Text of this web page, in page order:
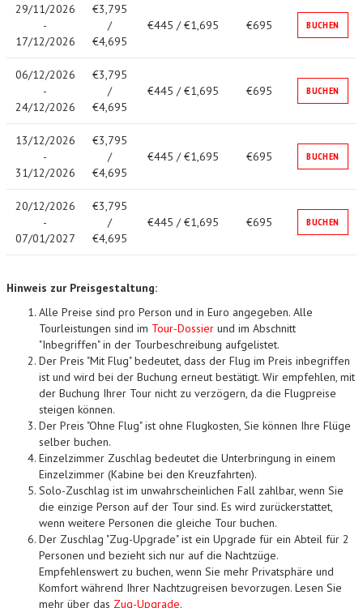
29/11/2026
-
17/12/2026
€3,795
/
€4,695
€445 / €1,695 €695 BUCHEN
06/12/2026
-
24/12/2026
€3,795
/
€4,695
€445 / €1,695 €695 BUCHEN
13/12/2026
-
31/12/2026
€3,795
/
€4,695
€445 / €1,695 €695 BUCHEN
20/12/2026
-
07/01/2027
€3,795
/
€4,695
€445 / €1,695 €695 BUCHEN
Hinweis zur Preisgestaltung:
Alle Preise sind pro Person und in Euro angegeben. Alle
Tourleistungen sind im Tour-Dossier und im Abschnitt
"Inbegriffen" in der Tourbeschreibung aufgelistet.
Der Preis "Mit Flug" bedeutet, dass der Flug im Preis inbegriffen
ist und wird bei der Buchung erneut bestätigt. Wir empfehlen, mit
der Buchung Ihrer Tour nicht zu verzögern, da die Flugpreise
steigen können.
Der Preis "Ohne Flug" ist ohne Flugkosten, Sie können Ihre Flüge
selber buchen.
Einzelzimmer Zuschlag bedeutet die Unterbringung in einem
Einzelzimmer (Kabine bei den Kreuzfahrten).
Solo-Zuschlag ist im unwahrscheinlichen Fall zahlbar, wenn Sie
die einzige Person auf der Tour sind. Es wird zurückerstattet,
wenn weitere Personen die gleiche Tour buchen.
Der Zuschlag "Zug-Upgrade" ist ein Upgrade für ein Abteil für 2
Personen und bezieht sich nur auf die Nachtzüge.
Empfehlenswert zu buchen, wenn Sie mehr Privatsphäre und
Komfort während Ihrer Nachtzugreisen bevorzugen. Lesen Sie
mehr über das Zug-Upgrade.